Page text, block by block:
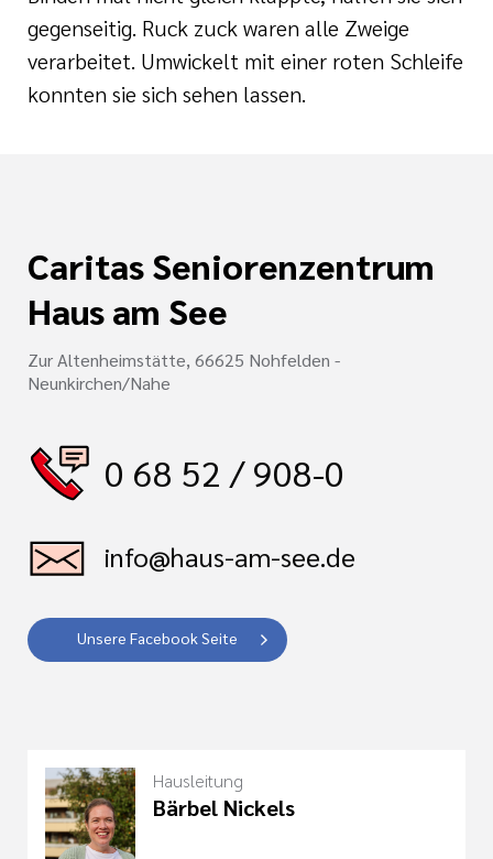
gegenseitig. Ruck zuck waren alle Zweige
verarbeitet. Umwickelt mit einer roten Schleife
konnten sie sich sehen lassen.
Caritas Seniorenzentrum
Haus am See
Zur Altenheimstätte, 66625 Nohfelden -
Neunkirchen/Nahe
0 68 52 / 908-0
info@haus-am-see.de
Unsere Facebook Seite
Hausleitung
Bärbel Nickels